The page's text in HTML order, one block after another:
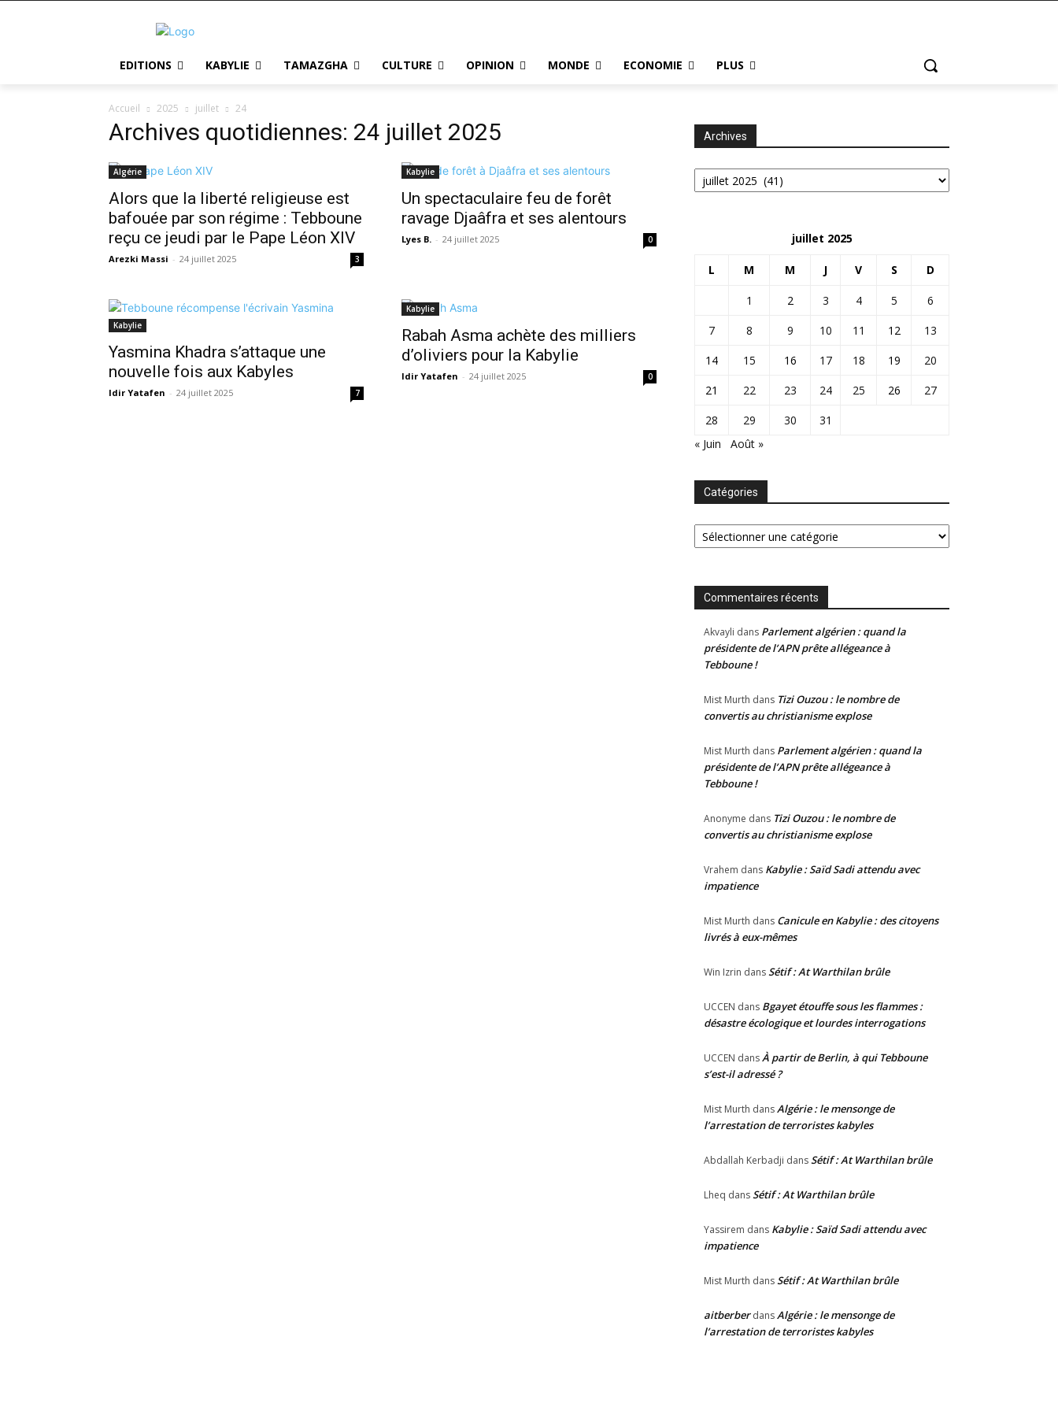
EDITIONS KABYLIE TAMAZGHA CULTURE OPINION MONDE ECONOMIE PLUS
Accueil 2025 juillet 24
Archives quotidiennes: 24 juillet 2025
Algérie
Alors que la liberté religieuse est
bafouée par son régime : Tebboune
reçu ce jeudi par le Pape Léon XIV
Arezki Massi - 24 juillet 2025 3
Kabylie
Un spectaculaire feu de forêt
ravage Djaâfra et ses alentours
Lyes B. - 24 juillet 2025 0
Kabylie
Yasmina Khadra s’attaque une
nouvelle fois aux Kabyles
Idir Yatafen - 24 juillet 2025 7
Kabylie
Rabah Asma achète des milliers
d’oliviers pour la Kabylie
Idir Yatafen - 24 juillet 2025 0
Archives
Archives
juillet 2025
L M M J V S D
1 2 3 4 5
6
7
8 9 10 11 12
13
14
15 16 17 18 19
20
21
22 23 24 25 26
27
28
29 30
31
« Juin
Août »
Catégories
Catégories
Commentaires récents
Akvayli dans Parlement algérien : quand la
présidente de l’APN prête allégeance à
Tebboune !
Mist Murth dans Tizi Ouzou : le nombre de
convertis au christianisme explose
Mist Murth dans Parlement algérien : quand la
présidente de l’APN prête allégeance à
Tebboune !
Anonyme dans Tizi Ouzou : le nombre de
convertis au christianisme explose
Vrahem dans Kabylie : Saïd Sadi attendu avec
impatience
Mist Murth dans Canicule en Kabylie : des citoyens
livrés à eux-mêmes
Win Izrin dansSétif : At Warthilan brûle
UCCEN dans Bgayet étouffe sous les flammes :
désastre écologique et lourdes interrogations
UCCEN dansÀ partir de Berlin, à qui Tebboune
s’est-il adressé ?
Mist Murth dansAlgérie : le mensonge de
l’arrestation de terroristes kabyles
Abdallah Kerbadji dansSétif : At Warthilan brûle
Lheq dansSétif : At Warthilan brûle
Yassirem dans Kabylie : Saïd Sadi attendu avec
impatience
Mist Murth dansSétif : At Warthilan brûle
aitberberdansAlgérie : le mensonge de
l’arrestation de terroristes kabyles